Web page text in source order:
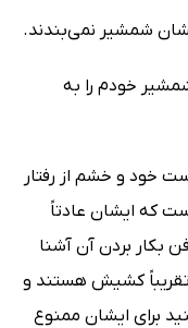
شمشیر نمی‌بندند.
خودم را به
خود و خشم از رفتار
که ایشان عادتاً
بکار بردن آن آشنا
کشیش هستند و
برای ایشان ممنوع